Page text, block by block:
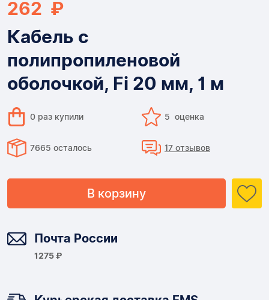
262 ₽
Кабель с
полипропиленовой
оболочкой, Fi 20 мм, 1 м
0 раз купили 5 оценка
7665 осталось 17 отзывов
В корзину
Почта России
1275 ₽